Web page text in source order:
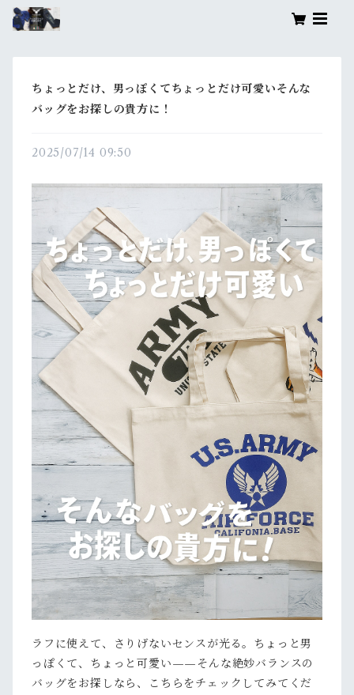
ちょっとだけ、男っぽくてちょっとだけ可愛いそんな
バッグをお探しの貴方に！
2025/07/14 09:50
ラフに使えて、さりげないセンスが光る。ちょっと男
っぽくて、ちょっと可愛い——そんな絶妙バランスの
バッグをお探しなら、こちらをチェックしてみてくだ